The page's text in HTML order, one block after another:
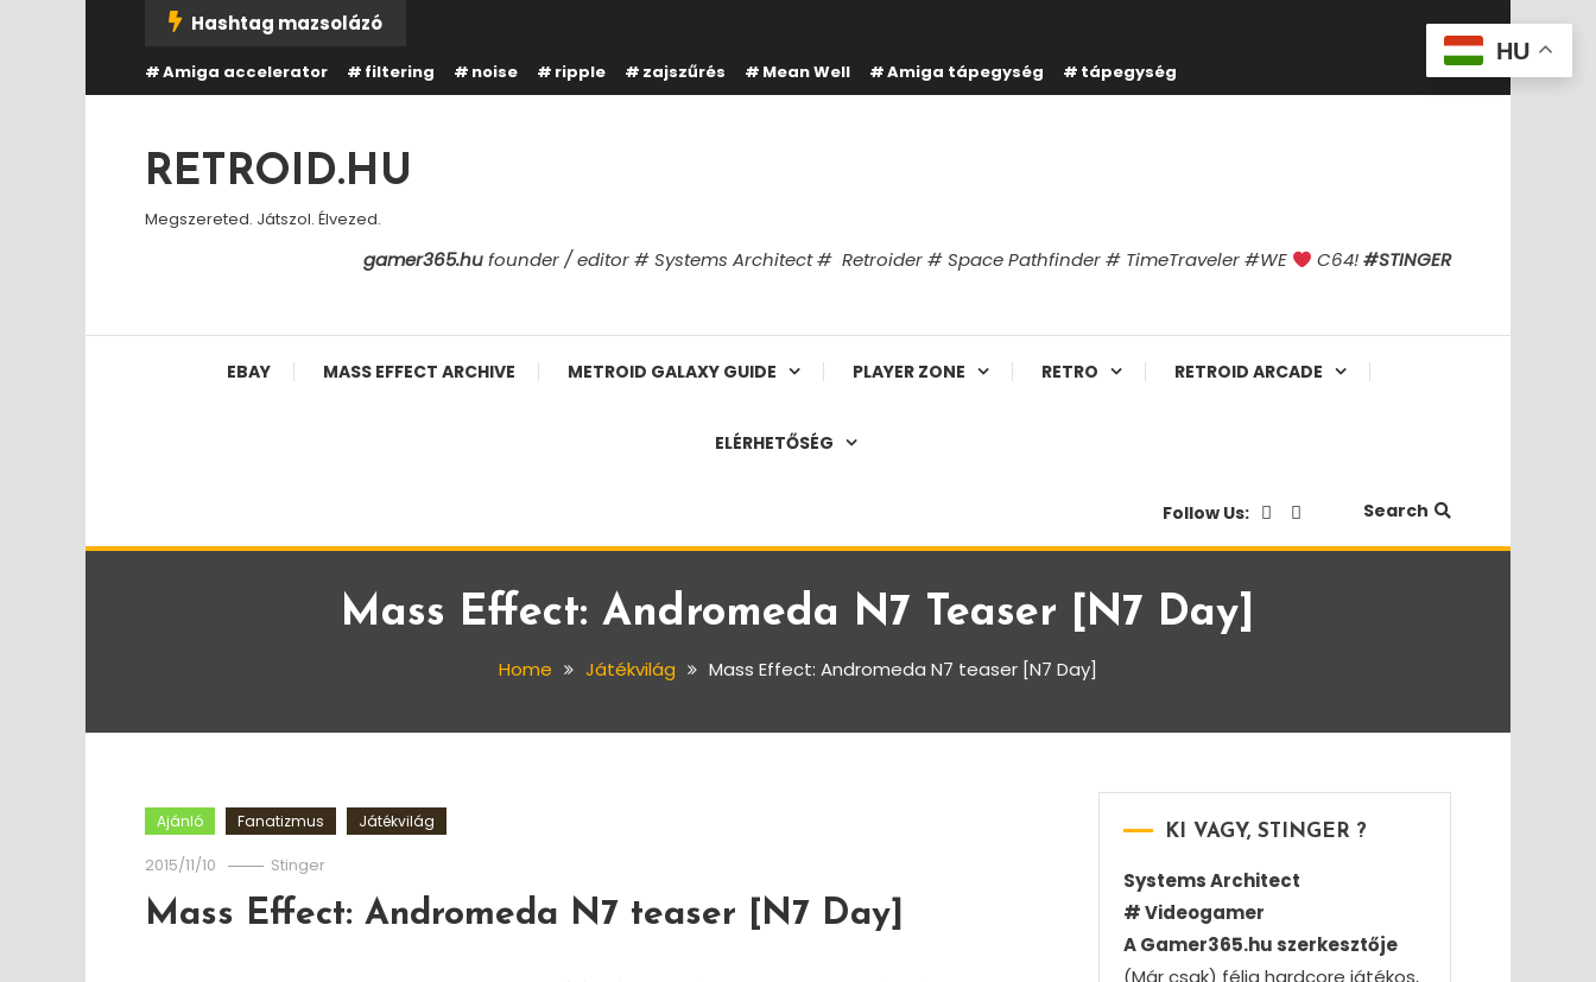
Content
Hashtag mazsolázó
Amiga accelerator filtering noise ripple zajszűrés Mean Well Amiga tápegység tápegység
RETROID.HU
Megszereted. Játszol. Élvezed.
gamer365.hufounder / editor # Systems Architect # Retroider # Space Pathfinder # TimeTraveler #WE C64!#STINGER
EBAY MASS EFFECT ARCHIVE METROID GALAXY GUIDE PLAYER ZONE RETRO RETROID ARCADE
ELÉRHETŐSÉG
Follow Us: Search
Mass Effect: Andromeda N7 Teaser [N7 Day]
Home Játékvilág Mass Effect: Andromeda N7 teaser [N7 Day]
Ajánló Fanatizmus Játékvilág
2015/11/10 Stinger
Mass Effect: Andromeda N7 teaser [N7 Day]
KI VAGY, STINGER ?
Systems Architect
# Videogamer
A Gamer365.hu szerkesztője
(Már csak) félig hardcore játékos,
HU